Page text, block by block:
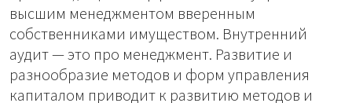
высшим менеджментом вверенным
собственниками имуществом. Внутренний
аудит — это про менеджмент. Развитие и
разнообразие методов и форм управления
капиталом приводит к развитию методов и